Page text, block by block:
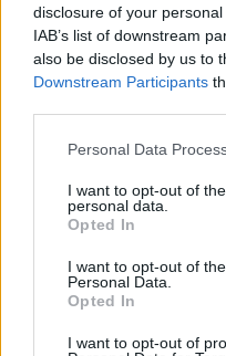
disclosure of your
IAB’s list of downstream
also be disclosed by us to
Downstream Participants
Personal Data
I want to opt-out of
personal data.
Opted In
I want to opt-out of
Personal Data.
Opted In
I want to opt-out of